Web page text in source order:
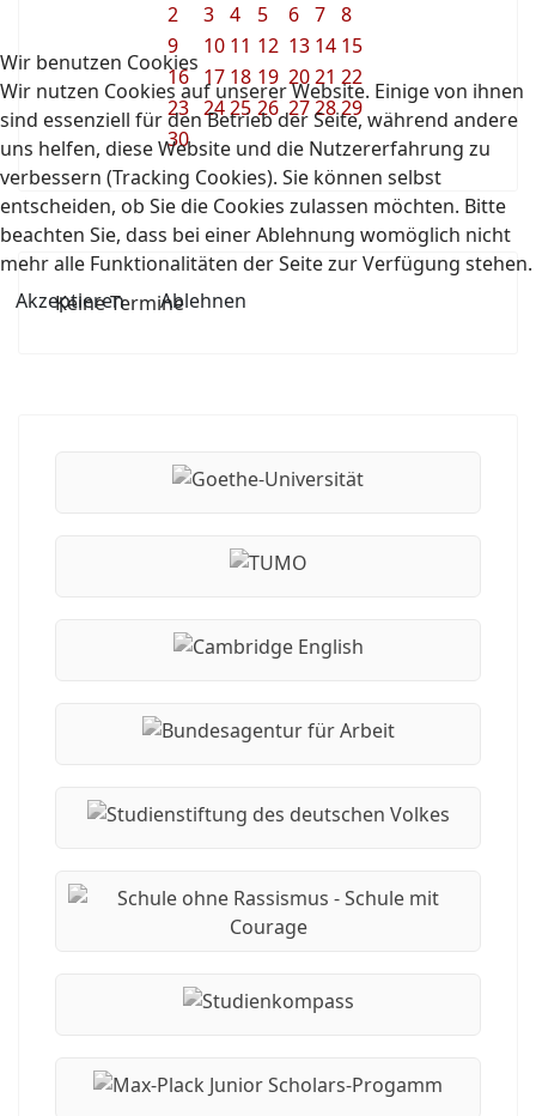
2
3 4 5 6 7 8
9
10 11 12 13 14 15
16 17 18 19 2021 22
23 2425 26 272829
30
Keine Termine
Wir benutzen Cookies
Wir nutzen Cookies auf unserer Website. Einige von ihnen
sind essenziell für den Betrieb der Seite, während andere
uns helfen, diese Website und die Nutzererfahrung zu
verbessern (Tracking Cookies). Sie können selbst
entscheiden, ob Sie die Cookies zulassen möchten. Bitte
beachten Sie, dass bei einer Ablehnung womöglich nicht
mehr alle Funktionalitäten der Seite zur Verfügung stehen.
Akzeptieren
Ablehnen